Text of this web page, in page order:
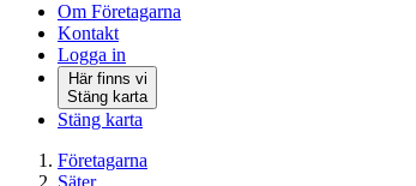
Om Företagarna
Kontakt
Logga in
Här finns vi
Stäng karta
Stäng karta
Företagarna
Säter